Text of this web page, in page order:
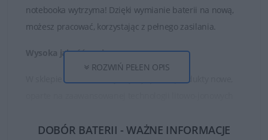
notebooka wytrzyma! Dzięki wymianie baterii na nową,
możesz pracować, korzystając z pełnego zasilania.
Wysoka jakość ogniw
W sklepie DELL24 oferujemy wyłącznie produkty nowe,
Dzięki temu zakupione baterie są w stanie działać długo
ROZWIŃ PEŁEN OPIS
DOBÓR BATERII - WAŻNE INFORMACJE